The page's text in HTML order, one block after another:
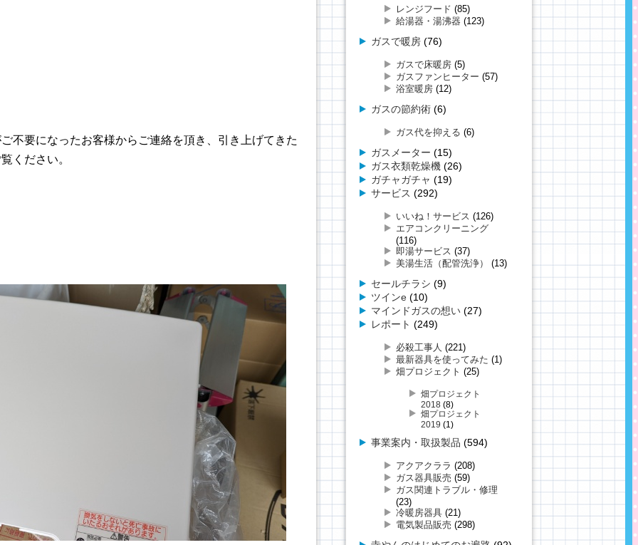
不要になったお客様からご連絡を頂き、引き上げてきた
ください。
レンジフード (85)
給湯器・湯沸器 (123)
ガスで暖房(76)
ガスで床暖房(5)
ガスファンヒーター (57)
浴室暖房(12)
ガスの節約術(6)
ガス代を抑える (6)
ガスメーター (15)
ガス衣類乾燥機 (26)
ガチャガチャ (19)
サービス (292)
いいね！サービス (126)
エアコンクリーニング
(116)
即湯サービス (37)
美湯生活（配管洗浄）
(13)
セールチラシ (9)
ツインe(10)
マインドガスの想い(27)
レポート (249)
必殺工事人 (221)
最新器具を使ってみた (1)
畑プロジェクト (25)
畑プロジェクト
2018(8)
畑プロジェクト
2019 (1)
事業案内・取扱製品 (594)
アクアクララ (208)
ガス器具販売 (59)
ガス関連トラブル・修理
(23)
冷暖房器具(21)
電気製品販売 (298)